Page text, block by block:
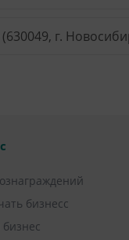
г.
бизнесс